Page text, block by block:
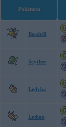
Pokémon
Beedrill
Scyther
Ledyba
Ledian